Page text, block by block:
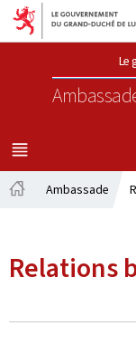
Le
MENU
PRINCIPAL
Ambassade
Relations